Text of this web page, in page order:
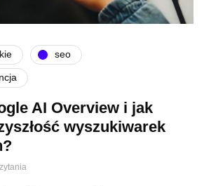
seo
AI Overview i jak
wyszukiwarek